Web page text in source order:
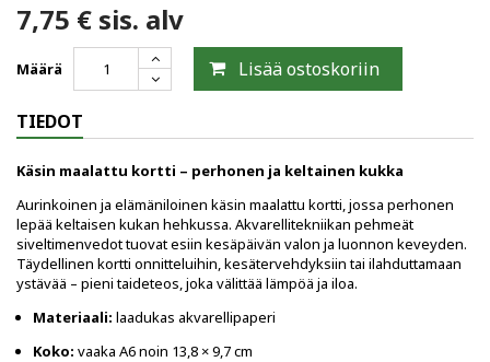
7,75 € sis. alv
Määrä Lisää ostoskoriin
TIEDOT
Käsin maalattu kortti – perhonen ja keltainen kukka
Aurinkoinen ja elämäniloinen käsin maalattu kortti, jossa perhonen
lepää keltaisen kukan hehkussa. Akvarellitekniikan pehmeät
siveltimenvedot tuovat esiin kesäpäivän valon ja luonnon keveyden.
Täydellinen kortti onnitteluihin, kesätervehdyksiin tai ilahduttamaan
ystävää – pieni taideteos, joka välittää lämpöä ja iloa.
Materiaali: laadukas akvarellipaperi
Koko: vaaka A6 noin 13,8 × 9,7 cm